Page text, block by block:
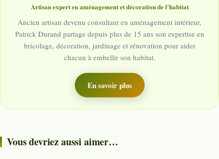
Artisan expert en aménagement et décoration de l'habitat
Ancien artisan devenu consultant en aménagement intérieur,
Patrick Durand partage depuis plus de 15 ans son expertise en
bricolage, décoration, jardinage et rénovation pour aider
chacun à embellir son habitat.
En savoir plus
Vous devriez aussi aimer…